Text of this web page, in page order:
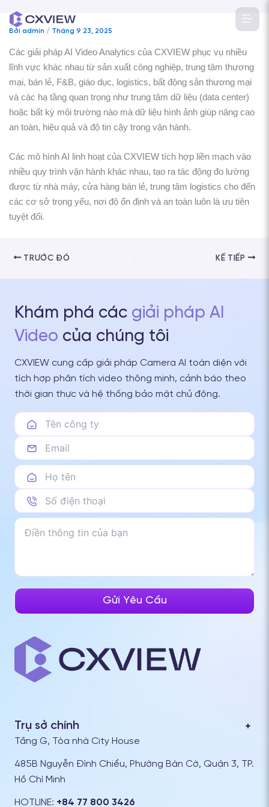
tới
nội
dung
Bởi admin / Tháng 9 23, 2025
Các giải pháp AI Video Analytics của CXVIEW phục vụ nhiều
lĩnh vực khác nhau từ sản xuất công nghiệp, trung tâm thương
mại, bán lẻ, F&B, giáo dục, logistics, bất động sản thương mại
và các hạ tầng quan trọng như trung tâm dữ liệu (data center)
hoặc bất kỳ môi trường nào mà dữ liệu hình ảnh giúp nâng cao
an toàn, hiệu quả và độ tin cậy trong vận hành.
Các mô hình AI linh hoạt của CXVIEW tích hợp liền mạch vào
nhiều quy trình vận hành khác nhau, tạo ra tác động đo lường
được từ nhà máy, cửa hàng bán lẻ, trung tâm logistics cho đến
các cơ sở trọng yếu, nơi độ ổn định và an toàn luôn là ưu tiên
tuyệt đối.
TRƯỚC ĐÓ KẾ TIẾP
Khám phá các giải pháp AI
Video của chúng tôi
CXVIEW cung cấp giải pháp Camera AI toàn diện với
tích hợp phân tích video thông minh, cảnh báo theo
thời gian thực và hệ thống bảo mật chủ động.
Trụ sở chính
Tầng G, Tòa nhà City House
485B Nguyễn Đình Chiểu, Phường Bàn Cờ, Quận 3, TP.
Hồ Chí Minh
HOTLINE: +84 77 800 3426